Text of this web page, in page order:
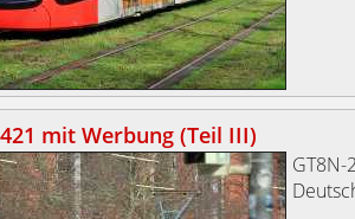
mit Werbung (Teil III)